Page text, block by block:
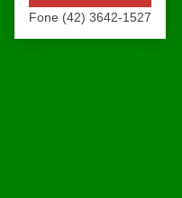
Fone (42) 3642-1527